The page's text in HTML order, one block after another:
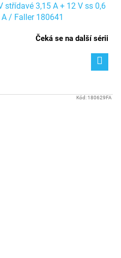
střídavé 3,15 A + 12 V ss 0,6
/ Faller 180641
Čeká se na další sérii
Kód: 180629FA